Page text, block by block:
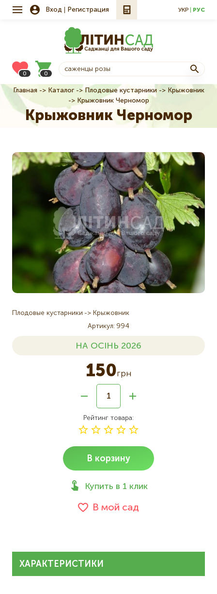
Вход Регистрация УКР РУС
0 0
Строка
навигации
Главная Каталог Плодовые кустарники
Крыжовник
Крыжовник Черномор
Крыжовник Черномор
Плодовые кустарники
Крыжовник
Артикул 994
НА ОСІНЬ 2026
150грн
Рейтинг товара
В корзину
Купить в 1 клик
В мой сад
ХАРАКТЕРИСТИКИ